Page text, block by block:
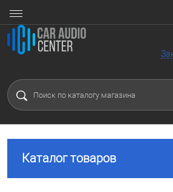
Каталог товаров